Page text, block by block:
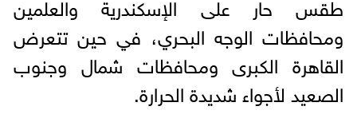
ومحافظات الوجه البحري، في حين تتعرض
القاهرة الكبرى ومحافظات شمال وجنوب
الصعيد لأجواء شديدة الحرارة.